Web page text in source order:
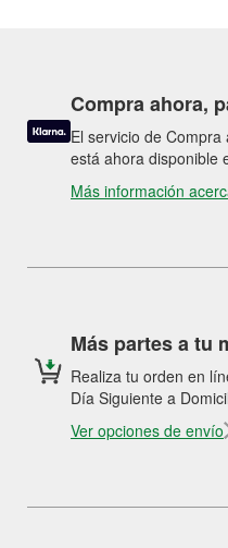
Compra ahora,
El servicio de
está ahora disponible
Más información
Más partes a tu
Realiza tu orden en
Día Siguiente a
Ver opciones de envío